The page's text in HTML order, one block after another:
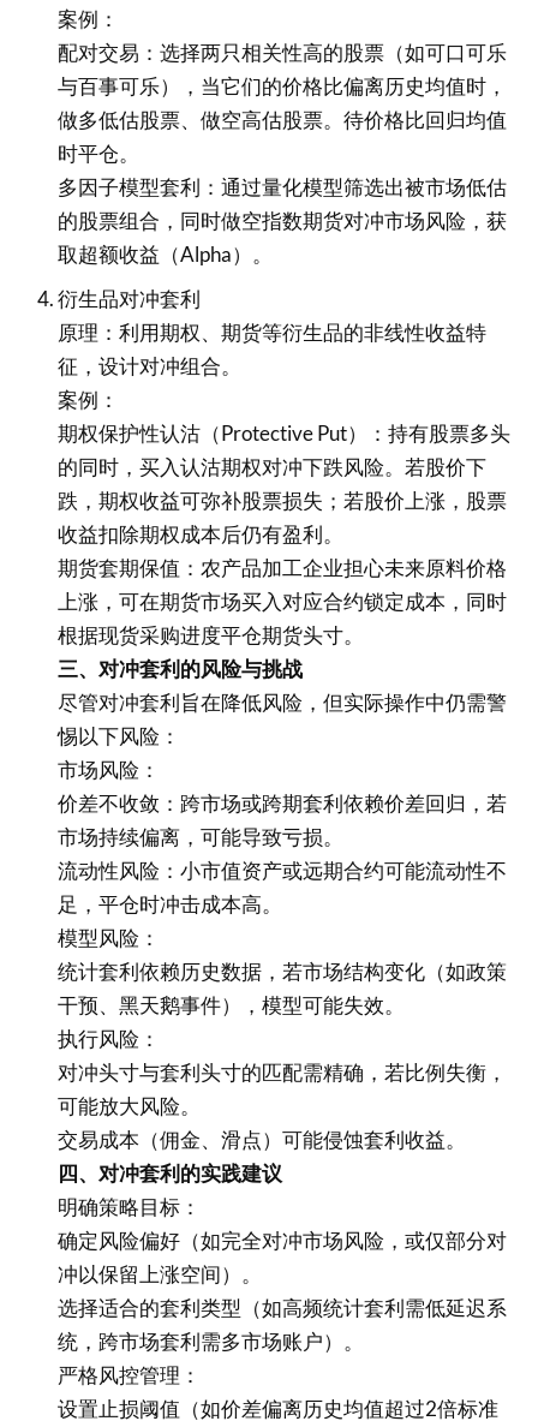
案例：
配对交易：选择两只相关性高的股票（如可口可乐
与百事可乐），当它们的价格比偏离历史均值时，
做多低估股票、做空高估股票。待价格比回归均值
时平仓。
多因子模型套利：通过量化模型筛选出被市场低估
的股票组合，同时做空指数期货对冲市场风险，获
取超额收益（Alpha）。
衍生品对冲套利
原理：利用期权、期货等衍生品的非线性收益特
征，设计对冲组合。
案例：
期权保护性认沽（Protective Put）：持有股票多头
的同时，买入认沽期权对冲下跌风险。若股价下
跌，期权收益可弥补股票损失；若股价上涨，股票
收益扣除期权成本后仍有盈利。
期货套期保值：农产品加工企业担心未来原料价格
上涨，可在期货市场买入对应合约锁定成本，同时
根据现货采购进度平仓期货头寸。
三、对冲套利的风险与挑战
尽管对冲套利旨在降低风险，但实际操作中仍需警
惕以下风险：
市场风险：
价差不收敛：跨市场或跨期套利依赖价差回归，若
市场持续偏离，可能导致亏损。
流动性风险：小市值资产或远期合约可能流动性不
足，平仓时冲击成本高。
模型风险：
统计套利依赖历史数据，若市场结构变化（如政策
干预、黑天鹅事件），模型可能失效。
执行风险：
对冲头寸与套利头寸的匹配需精确，若比例失衡，
可能放大风险。
交易成本（佣金、滑点）可能侵蚀套利收益。
四、对冲套利的实践建议
明确策略目标：
确定风险偏好（如完全对冲市场风险，或仅部分对
冲以保留上涨空间）。
选择适合的套利类型（如高频统计套利需低延迟系
统，跨市场套利需多市场账户）。
严格风控管理：
设置止损阈值（如价差偏离历史均值超过2倍标准